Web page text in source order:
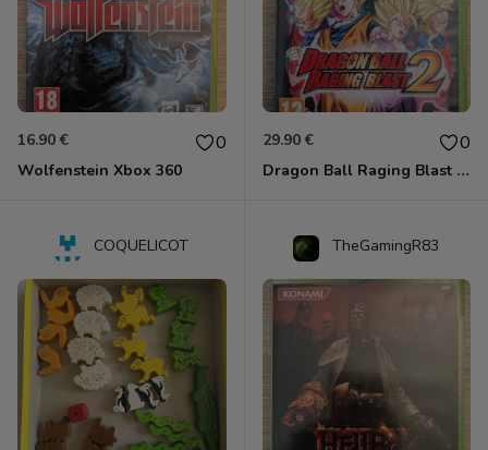
16.90 € 0
Wolfenstein Xbox 360
29.90 € 0
Dragon Ball Raging Blast 2 Xbox 360
COQUELICOT TheGamingR83